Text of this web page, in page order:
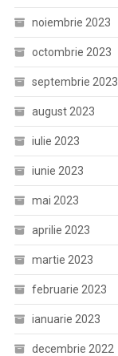
noiembrie 2023
octombrie 2023
septembrie 2023
august 2023
iulie 2023
iunie 2023
mai 2023
aprilie 2023
martie 2023
februarie 2023
ianuarie 2023
decembrie 2022